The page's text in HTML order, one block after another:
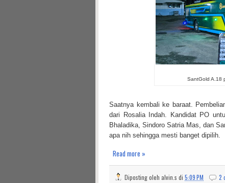
SantGold A.18
Saatnya kembali ke baraat.
dari Rosalia Indah. Kandidat PO
Bhaladika, Sindoro Satria Mas, dan
apa nih sehingga mesti banget dipilih.
Read more »
Diposting oleh alvin.s di 5:09 PM
2